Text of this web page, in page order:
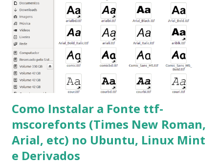
clicando em “Ok” Agora aceite os termos de uso clicando
em “Sim” Pronto agora abra o LibreOffice e veja se as
fontes Times New Roman, Arial estão instaladas. Caso
ocorra algum erro ou precisa reinstalar, execute: $ sudo
apt-get install --reinstall ttf-mscorefonts-installer
Como Instalar a Fonte ttf-
mscorefonts (Times New Roman,
Arial, etc) no Ubuntu, Linux Mint
e Derivados